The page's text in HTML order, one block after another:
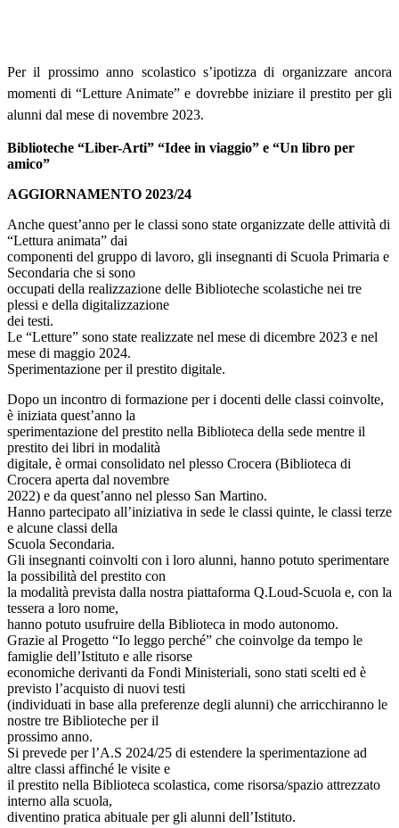
Per il prossimo anno scolastico s’ipotizza di organizzare ancora
momenti di “Letture Animate” e dovrebbe iniziare il prestito per gli
alunni dal mese di novembre 2023.
Biblioteche “Liber-Arti” “Idee in viaggio” e “Un libro per
amico”
AGGIORNAMENTO 2023/24
Anche quest’anno per le classi sono state organizzate delle attività di
“Lettura animata” dai
componenti del gruppo di lavoro, gli insegnanti di Scuola Primaria e
Secondaria che si sono
occupati della realizzazione delle Biblioteche scolastiche nei tre
plessi e della digitalizzazione
dei testi.
Le “Letture” sono state realizzate nel mese di dicembre 2023 e nel
mese di maggio 2024.
Sperimentazione per il prestito digitale.
Dopo un incontro di formazione per i docenti delle classi coinvolte,
è iniziata quest’anno la
sperimentazione del prestito nella Biblioteca della sede mentre il
prestito dei libri in modalità
digitale, è ormai consolidato nel plesso Crocera (Biblioteca di
Crocera aperta dal novembre
2022) e da quest’anno nel plesso San Martino.
Hanno partecipato all’iniziativa in sede le classi quinte, le classi terze
e alcune classi della
Scuola Secondaria.
Gli insegnanti coinvolti con i loro alunni, hanno potuto sperimentare
la possibilità del prestito con
la modalità prevista dalla nostra piattaforma Q.Loud-Scuola e, con la
tessera a loro nome,
hanno potuto usufruire della Biblioteca in modo autonomo.
Grazie al Progetto “Io leggo perché” che coinvolge da tempo le
famiglie dell’Istituto e alle risorse
economiche derivanti da Fondi Ministeriali, sono stati scelti ed è
previsto l’acquisto di nuovi testi
(individuati in base alla preferenze degli alunni) che arricchiranno le
nostre tre Biblioteche per il
prossimo anno.
Si prevede per l’A.S 2024/25 di estendere la sperimentazione ad
altre classi affinché le visite e
il prestito nella Biblioteca scolastica, come risorsa/spazio attrezzato
interno alla scuola,
diventino pratica abituale per gli alunni dell’Istituto.